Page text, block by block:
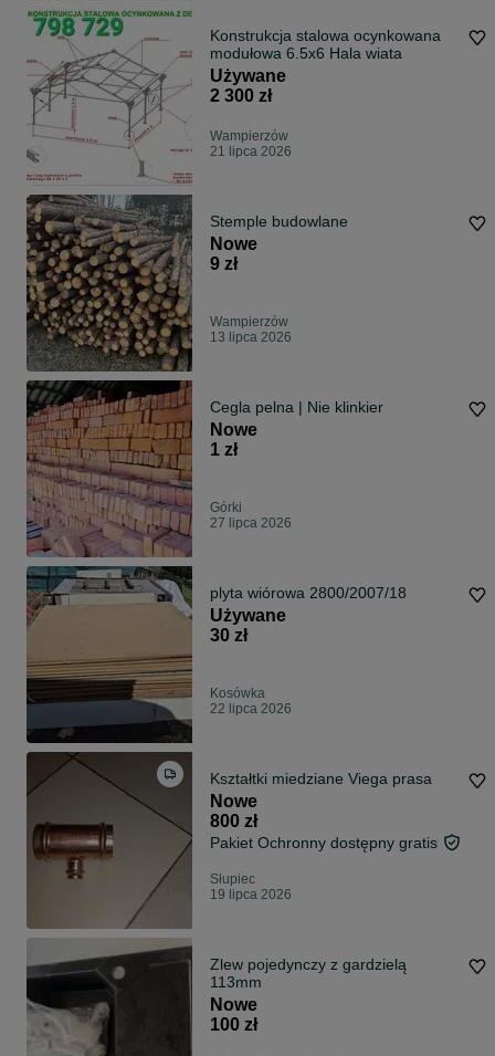
Konstrukcja stalowa ocynkowana
modułowa 6.5x6 Hala wiata
Używane
2 300 zł
Wampierzów
21 lipca 2026
Stemple budowlane
Nowe
9 zł
Wampierzów
13 lipca 2026
Cegla pelna | Nie klinkier
Nowe
1 zł
Górki
27 lipca 2026
plyta wiórowa 2800/2007/18
Używane
30 zł
Kosówka
22 lipca 2026
Kształtki miedziane Viega prasa
Nowe
800 zł
Pakiet Ochronny dostępny gratis
Słupiec
19 lipca 2026
Zlew pojedynczy z gardzielą
113mm
Nowe
100 zł